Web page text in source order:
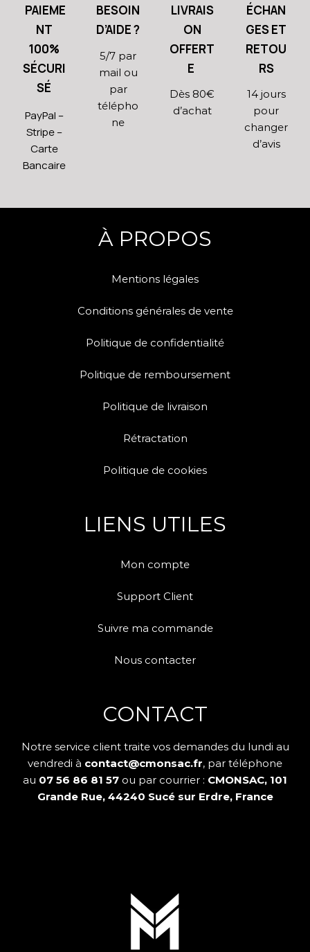
PAIEME
NT
100%
SÉCURI
SÉ
PayPal –
Stripe –
Carte
Bancaire
BESOIN
D’AIDE ?
5/7 par
mail ou
par
télépho
ne
LIVRAIS
ON
OFFERT
E
Dès 80€
d’achat
ÉCHAN
GES ET
RETOU
RS
14 jours
pour
changer
d’avis
À PROPOS
Mentions légales
Conditions générales de vente
Politique de confidentialité
Politique de remboursement
Politique de livraison
Rétractation
Politique de cookies
LIENS UTILES
Mon compte
Support Client
Suivre ma commande
Nous contacter
CONTACT
Notre service client traite vos demandes du lundi au
vendredi à contact@cmonsac.fr, par téléphone
au 07 56 86 81 57 ou par courrier : CMONSAC, 101
Grande Rue, 44240 Sucé sur Erdre, France